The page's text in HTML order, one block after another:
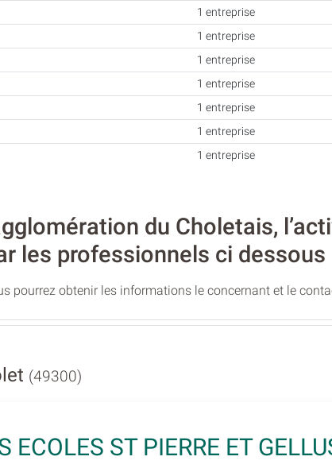
1 entreprise
1 entreprise
1 entreprise
1 entreprise
1 entreprise
1 entreprise
1 entreprise
du Choletais,
les professionnels ci dessous
pourrez obtenir les informations le concernant et le
(49300)
ECOLES ST PIERRE ET